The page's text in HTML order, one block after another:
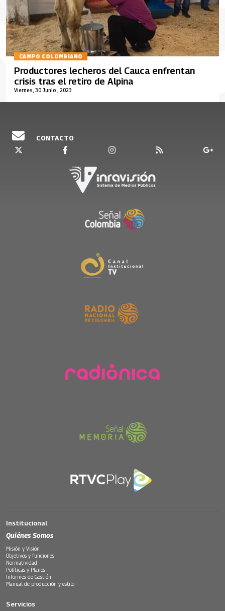
CAMPO COLOMBIANO
Viernes, 30 Junio , 2023
Productores lecheros del Cauca enfrentan
crisis tras el retiro de Alpina
CONTACTO
Institucional
Quiénes Somos
Misión y Visión
Objetivos y funciones
Normatividad
Políticas y Planes
Informes de Gestión
Manual de producción y estilo
Servicios